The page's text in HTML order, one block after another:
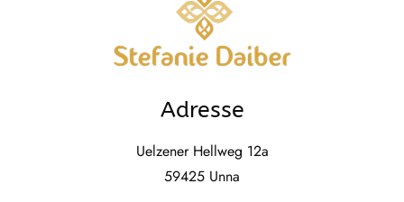
Adresse
Uelzener Hellweg 12a
59425 Unna